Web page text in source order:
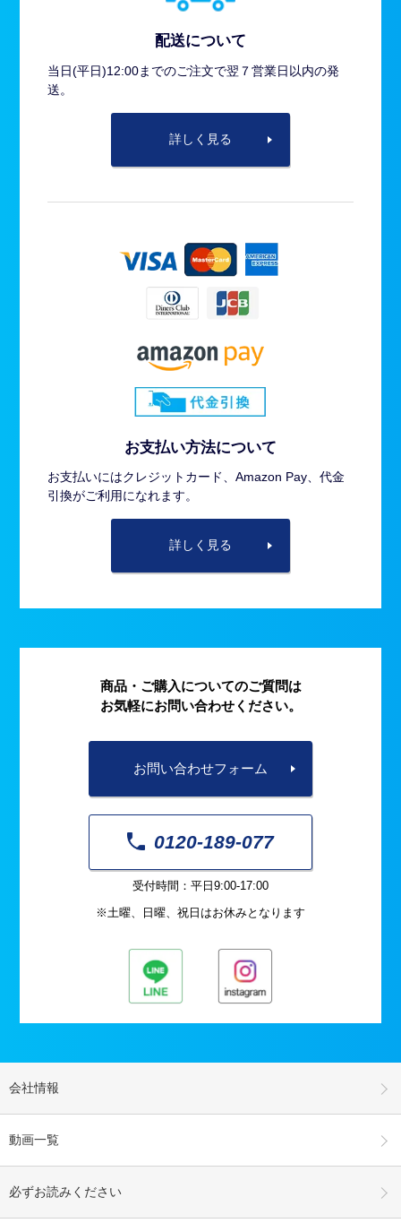
配送について
当日(平日)12:00までのご注文で翌７営業日以内の発
送。
詳しく見る
お支払い方法について
お支払いにはクレジットカード、Amazon Pay、代金
引換がご利用になれます。
詳しく見る
商品・ご購入についてのご質問は
お気軽にお問い合わせください。
お問い合わせフォーム
0120-189-077
受付時間：平日9:00-17:00
※土曜、日曜、祝日はお休みとなります
会社情報
動画一覧
必ずお読みください